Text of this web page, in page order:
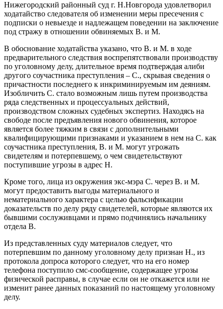
Нижегородский районный суд г. Н.Новгорода удовлетворил
ходатайство следователя об изменении меры пресечения с
подписки о невыезде и надлежащем поведении на заключение
под стражу в отношении обвиняемых В. и М.
В обоснование ходатайства указано, что В. и М. в ходе
предварительного следствия воспрепятствовали производству
по уголовному делу, длительное время подтверждая алиби
другого соучастника преступления – С., скрывая сведения о
причастности последнего к инкриминируемым им деяниям.
Изобличить С. стало возможным лишь путем производства
ряда следственных и процессуальных действий,
производством сложных судебных экспертиз. Находясь на
свободе после предъявления нового обвинения, которое
является более тяжким в связи с дополнительными
квалифицирующими признаками и указанием в нем на С. как
соучастника преступления, В. и М. могут угрожать
свидетелям и потерпевшему, о чем свидетельствуют
поступившие угрозы в адрес Н.
Кроме того, лица из окружения экс-мэра С. через В. и М.
могут предоставить выгоды материального и
нематериального характера с целью фальсификации
доказательств по делу ряду свидетелей, которые являются их
бывшими сослуживцами и прямо подчинялись начальнику
отдела В.
Из представленных суду материалов следует, что
потерпевшим по данному уголовному делу признан Н., из
протокола допроса которого следует, что на его номер
телефона поступило смс-сообщение, содержащее угрозы
физической расправы, в случае если он не откажется или не
изменит ранее данных показаний по настоящему уголовному
делу.